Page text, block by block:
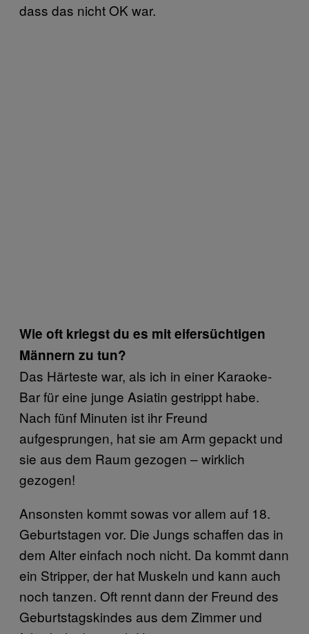
dass das nicht OK war.
Wie oft kriegst du es mit eifersüchtigen
Männern zu tun?
Das Härteste war, als ich in einer Karaoke-
Bar für eine junge Asiatin gestrippt habe.
Nach fünf Minuten ist ihr Freund
aufgesprungen, hat sie am Arm gepackt und
sie aus dem Raum gezogen – wirklich
gezogen!
Ansonsten kommt sowas vor allem auf 18.
Geburtstagen vor. Die Jungs schaffen das in
dem Alter einfach noch nicht. Da kommt dann
ein Stripper, der hat Muskeln und kann auch
noch tanzen. Oft rennt dann der Freund des
Geburtstagskindes aus dem Zimmer und